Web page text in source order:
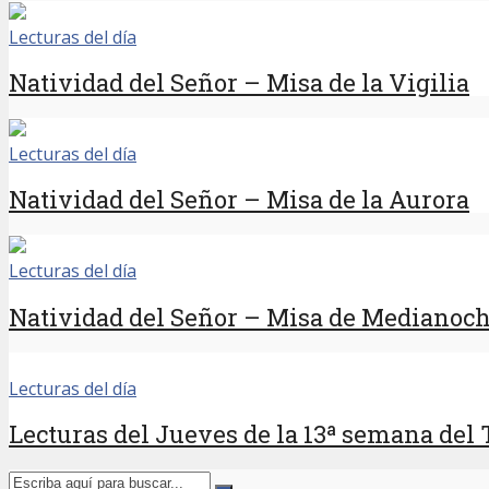
Lecturas del día
Natividad del Señor – Misa de la Vigilia
Lecturas del día
Natividad del Señor – Misa de la Aurora
Lecturas del día
Natividad del Señor – Misa de
Lecturas del día
Lecturas del Jueves de la 13ª semana del